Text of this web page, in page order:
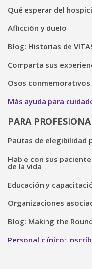
Qué esperar del
Aflicción y duelo
Blog: Historias de
Comparta sus
Osos conmemorativos
Más ayuda para
PARA
Pautas de elegibilidad
Hable con sus
de la vida
Educación y
Organizaciones
Blog: Making the
Personal clínico: